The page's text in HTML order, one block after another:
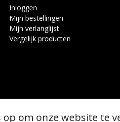
Inloggen
Mijn bestellingen
Mijn verlanglijst
Vergelijk producten
InStijl Media
op om onze website te